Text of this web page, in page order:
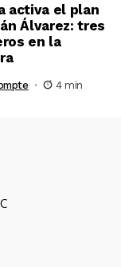
activa el plan
Álvarez: tres
en la
4 min